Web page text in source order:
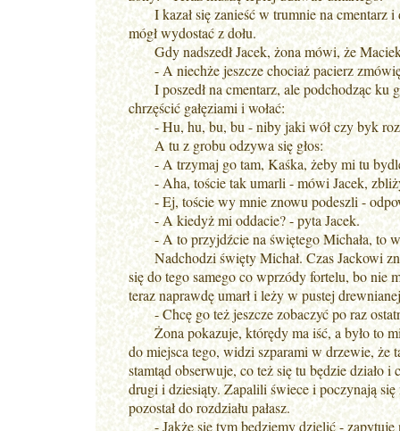
I kazał się zanieść w trumnie na cmentarz i
mógł wydostać z dołu.
Gdy nadszedł Jacek, żona mówi, że
- A niechże jeszcze chociaż pacierz zmówię
I poszedł na cmentarz, ale podchodząc ku
chrzęścić gałęziami i wołać:
- Hu, hu, bu, bu - niby jaki wół czy byk
A tu z grobu odzywa się głos:
- A trzymaj go tam, Kaśka, żeby mi tu bydlę
- Aha, toście tak umarli - mówi Jacek,
- Ej, toście wy mnie znowu podeszli -
- A kiedyż mi oddacie? - pyta Jacek.
- A to przyjdźcie na świętego Michała, to
Nadchodzi święty Michał. Czas Jackowi
się do tego samego co wprzódy fortelu, bo nie
teraz naprawdę umarł i leży w pustej
- Chcę go też jeszcze zobaczyć po raz
Żona pokazuje, którędy ma iść, a było to
do miejsca tego, widzi szparami w drzewie, że
stamtąd obserwuje, co też się tu będzie działo
drugi i dziesiąty. Zapalili świece i poczynają
pozostał do rozdziału pałasz.
- Jakże się tym będziemy dzielić - zapytuje